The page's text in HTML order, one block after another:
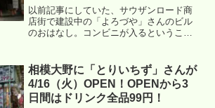
以前記事にしていた、サウザンロード商
店街で建設中の「よろづや」さんのビル
のおはなし。コンビニが入るということ
に「ローソン・スリーエフ」相模台二丁
目店としてOPENするようです。
相模大野に「とりいちず」さんが
4/16（火）OPEN！OPENから3
日間はドリンク全品99円！